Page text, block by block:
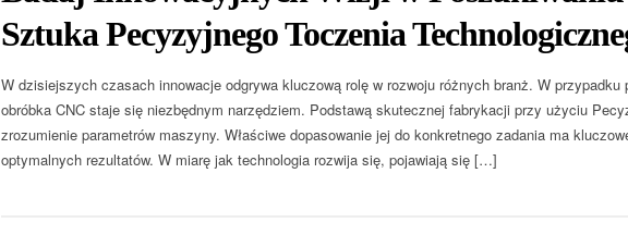
Sztuka Pecyzyjnego Toczenia
W dzisiejszych czasach innowacje odgrywa kluczową rolę w rozwoju różnych branż. W
obróbka CNC staje się niezbędnym narzędziem. Podstawą skutecznej fabrykacji przy użyciu
zrozumienie parametrów maszyny. Właściwe dopasowanie jej do konkretnego zadania ma
optymalnych rezultatów. W miarę jak technologia rozwija się, pojawiają się […]